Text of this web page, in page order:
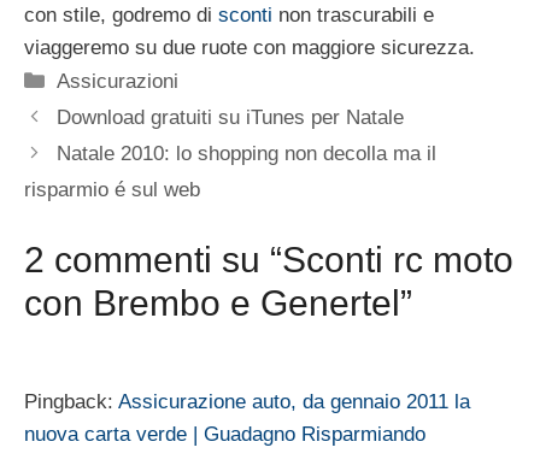
con stile, godremo di sconti non trascurabili e
viaggeremo su due ruote con maggiore sicurezza.
Categorie
Assicurazioni
Download gratuiti su iTunes per Natale
Natale 2010: lo shopping non decolla ma il
risparmio é sul web
2 commenti su “Sconti rc moto
con Brembo e Genertel”
Pingback: Assicurazione auto, da gennaio 2011 la
nuova carta verde | Guadagno Risparmiando